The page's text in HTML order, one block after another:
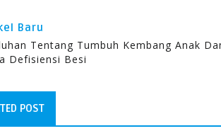
Baru
Tentang Tumbuh Kembang Anak
Defisiensi Besi
POST